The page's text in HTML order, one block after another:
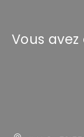
Vous